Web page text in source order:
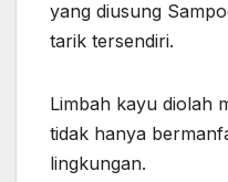
yang diusung
tarik tersendiri.
Limbah kayu diolah
tidak hanya
lingkungan.